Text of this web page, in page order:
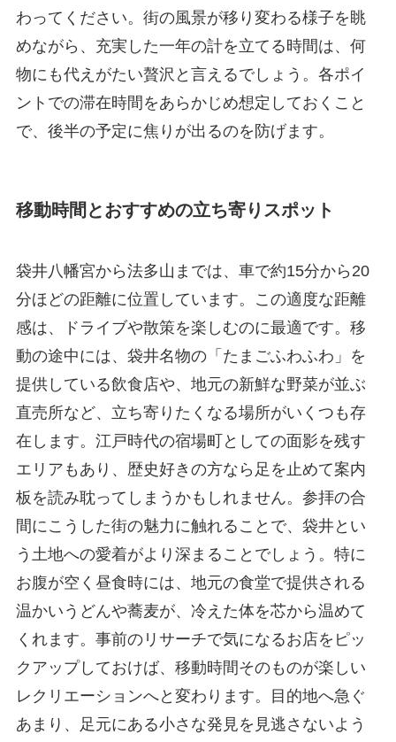
わってください。街の風景が移り変わる様子を眺
めながら、充実した一年の計を立てる時間は、何
物にも代えがたい贅沢と言えるでしょう。各ポイ
ントでの滞在時間をあらかじめ想定しておくこと
で、後半の予定に焦りが出るのを防げます。
移動時間とおすすめの立ち寄りスポット
袋井八幡宮から法多山までは、車で約15分から20
分ほどの距離に位置しています。この適度な距離
感は、ドライブや散策を楽しむのに最適です。移
動の途中には、袋井名物の「たまごふわふわ」を
提供している飲食店や、地元の新鮮な野菜が並ぶ
直売所など、立ち寄りたくなる場所がいくつも存
在します。江戸時代の宿場町としての面影を残す
エリアもあり、歴史好きの方なら足を止めて案内
板を読み耽ってしまうかもしれません。参拝の合
間にこうした街の魅力に触れることで、袋井とい
う土地への愛着がより深まることでしょう。特に
お腹が空く昼食時には、地元の食堂で提供される
温かいうどんや蕎麦が、冷えた体を芯から温めて
くれます。事前のリサーチで気になるお店をピッ
クアップしておけば、移動時間そのものが楽しい
レクリエーションへと変わります。目的地へ急ぐ
あまり、足元にある小さな発見を見逃さないよう